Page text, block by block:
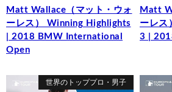
Matt Wallace（マット・ウォ
ーレス） Winning Highlights
| 2018 BMW International
Open
Matt
ーレス
3 |
世界のトッププロ・男子